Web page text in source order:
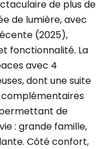
de plus de
de lumière, avec
(2025),
fonctionnalité. La
avec 4
dont une suite
complémentaires
de
: grande famille,
Côté confort,